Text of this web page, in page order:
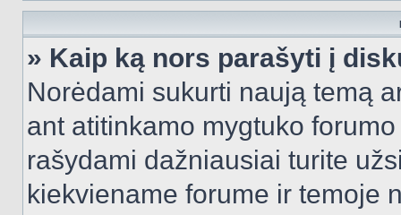
» Kaip ką nors parašyti į
Norėdami sukurti naują temą
ant atitinkamo mygtuko
rašydami dažniausiai turite
kiekviename forume ir temoje